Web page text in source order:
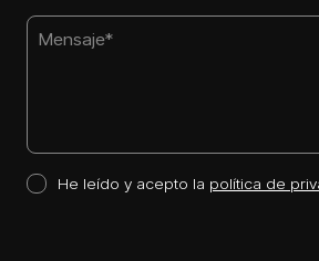
He leído y acepto la política de